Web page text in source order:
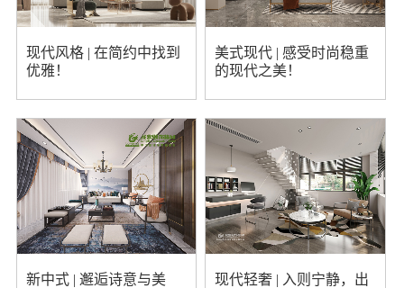
信一景天 万达华府
燕巷二村94号 福山自建房 紫云名邸
金域蓝湾 湘江自建别墅 金科集美院
湖畔现代城
现代风格 | 在简约中找到
优雅！
美式现代 | 感受时尚稳重
的现代之美！
新中式 | 邂逅诗意与美
现代轻奢 | 入则宁静，出